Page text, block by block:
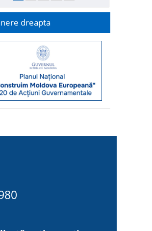
dreapta